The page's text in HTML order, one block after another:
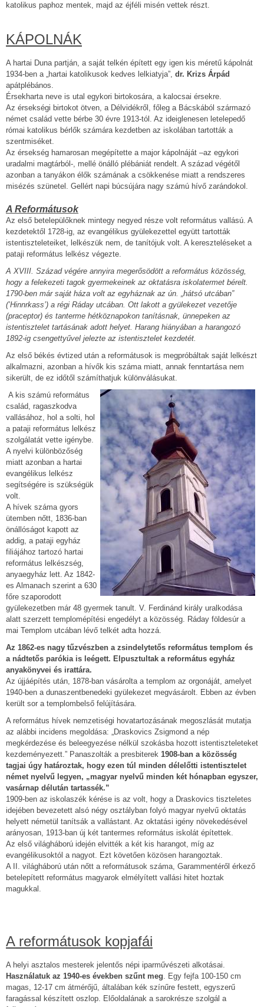
katolikus paphoz mentek, majd az éjféli misén vettek részt.
KÁPOLNÁK
A hartai Duna partján, a saját telkén épített egy igen kis méretű kápolnát
1934-ben a „hartai katolikusok kedves lelkiatyja”, dr. Krizs Árpád
apátplébános.
Érsekharta neve is utal egykori birtokosára, a kalocsai érsekre.
Az érsekségi birtokot ötven, a Délvidékről, főleg a Bácskából származó
német család vette bérbe 30 évre 1913-tól. Az ideiglenesen letelepedő
római katolikus bérlők számára kezdetben az iskolában tartották a
szentmiséket.
Az érsekség hamarosan megépítette a major kápolnáját –az egykori
uradalmi magtárból-, mellé önálló plébániát rendelt. A század végétől
azonban a tanyákon élők számának a csökkenése miatt a rendszeres
misézés szünetel. Gellért napi búcsújára nagy számú hívő zarándokol.
A Reformátusok
Az első betelepülőknek mintegy negyed része volt református vallású. A
kezdetektől 1728-ig, az evangélikus gyülekezettel együtt tartották
istentiszteleteiket, lelkészük nem, de tanítójuk volt. A kereszteléseket a
pataji református lelkész végezte.
A XVIII. Század végére annyira megerősödött a református közösség,
hogy a felekezeti tagok gyermekeinek az oktatásra iskolatermet bérelt.
1790-ben már saját háza volt az egyháznak az ún. „hátsó utcában”
(’Hinnrkass’) a régi Ráday utcában. Ott lakott a gyülekezet vezetője
(praceptor) és tanterme hétköznapokon tanításnak, ünnepeken az
istentisztelet tartásának adott helyet. Harang hiányában a harangozó
1892-ig csengettyűvel jelezte az istentisztelet kezdetét.
Az első békés évtized után a reformátusok is megpróbáltak saját lelkészt
alkalmazni, azonban a hívők kis száma miatt, annak fenntartása nem
sikerült, de ez időtől számíthatjuk különválásukat.
A kis számú református
család, ragaszkodva
vallásához, hol a solti, hol
a pataji református lelkész
szolgálatát vette igénybe.
A nyelvi különbözőség
miatt azonban a hartai
evangélikus lelkész
segítségére is szükségük
volt.
A hívek száma gyors
ütemben nőtt, 1836-ban
önállóságot kapott az
addig, a pataji egyház
filiájához tartozó hartai
református lelkészség,
anyaegyház lett. Az 1842-
es Almanach szerint a 630
főre szaporodott
gyülekezetben már 48 gyermek tanult. V. Ferdinánd király uralkodása
alatt szerzett templomépítési engedélyt a közösség. Ráday földesúr a
mai Templom utcában lévő telkét adta hozzá.
Az 1862-es nagy tűzvészben a zsindelytetős református templom és
a nádtetős parókia is leégett. Elpusztultak a református egyház
anyakönyvei és irattára.
Az újjáépítés után, 1878-ban vásárolta a templom az orgonáját, amelyet
1940-ben a dunaszentbenedeki gyülekezet megvásárolt. Ebben az évben
került sor a templombelső felújítására.
A református hívek nemzetiségi hovatartozásának megoszlását mutatja
az alábbi incidens megoldása: „Draskovics Zsigmond a nép
megkérdezése és beleegyezése nélkül szokásba hozott istentiszteleteket
kezdeményezett.” Panaszolták a presbiterek 1908-ban a közösség
tagjai úgy határoztak, hogy ezen túl minden délelőtti istentisztelet
német nyelvű legyen, „magyar nyelvű minden két hónapban egyszer,
vasárnap délután tartassék.”
1909-ben az iskolaszék kérése is az volt, hogy a Draskovics tiszteletes
idejében bevezetett alsó négy osztályban folyó magyar nyelvű oktatás
helyett németül tanítsák a vallástant. Az oktatási igény növekedésével
arányosan, 1913-ban új két tantermes református iskolát építettek.
Az első világháború idején elvitték a két kis harangot, míg az
evangélikusoktól a nagyot. Ezt követően közösen harangoztak.
A II. világháború után nőtt a reformátusok száma, Garammentéről érkező
betelepített református magyarok elmélyített vallási hitet hoztak
magukkal.
A reformátusok kopjafái
A helyi asztalos mesterek jelentős népi iparművészeti alkotásai.
Használatuk az 1940-es években szűnt meg. Egy fejfa 100-150 cm
magas, 12-17 cm átmérőjű, általában kék színűre festett, egyszerű
faragással készített oszlop. Előoldalának a sarokrésze szolgál a